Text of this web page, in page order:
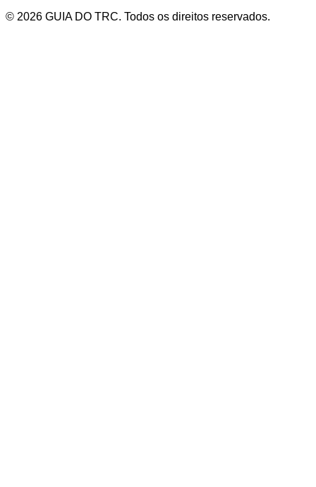
© 2026 GUIA DO TRC. Todos os direitos reservados.